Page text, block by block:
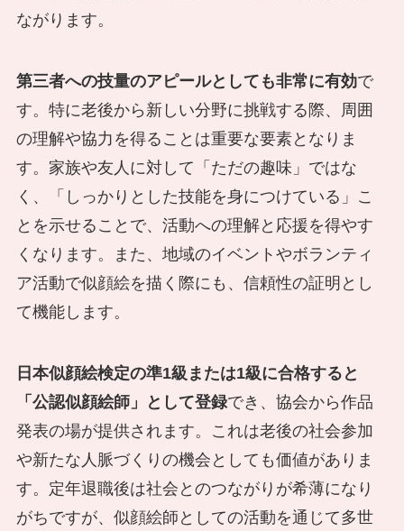
ながります。
第三者への技量のアピールとしても非常に有効で
す。特に老後から新しい分野に挑戦する際、周囲
の理解や協力を得ることは重要な要素となりま
す。家族や友人に対して「ただの趣味」ではな
く、「しっかりとした技能を身につけている」こ
とを示せることで、活動への理解と応援を得やす
くなります。また、地域のイベントやボランティ
ア活動で似顔絵を描く際にも、信頼性の証明とし
て機能します。
日本似顔絵検定の準1級または1級に合格すると
「公認似顔絵師」として登録でき、協会から作品
発表の場が提供されます。これは老後の社会参加
や新たな人脈づくりの機会としても価値がありま
す。定年退職後は社会とのつながりが希薄になり
がちですが、似顔絵師としての活動を通じて多世